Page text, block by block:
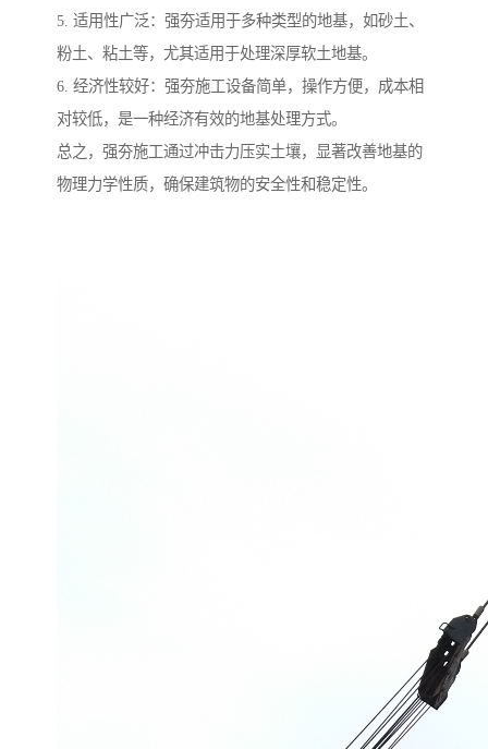
5. 适用性广泛：强夯适用于多种类型的地基，如砂土、
粉土、粘土等，尤其适用于处理深厚软土地基。
6. 经济性较好：强夯施工设备简单，操作方便，成本相
对较低，是一种经济有效的地基处理方式。
总之，强夯施工通过冲击力压实土壤，显著改善地基的
物理力学性质，确保建筑物的安全性和稳定性。